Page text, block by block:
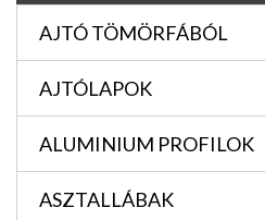
AJTÓ TÖMÖRFÁBÓL
AJTÓLAPOK
ALUMINIUM PROFILOK
ASZTALLÁBAK